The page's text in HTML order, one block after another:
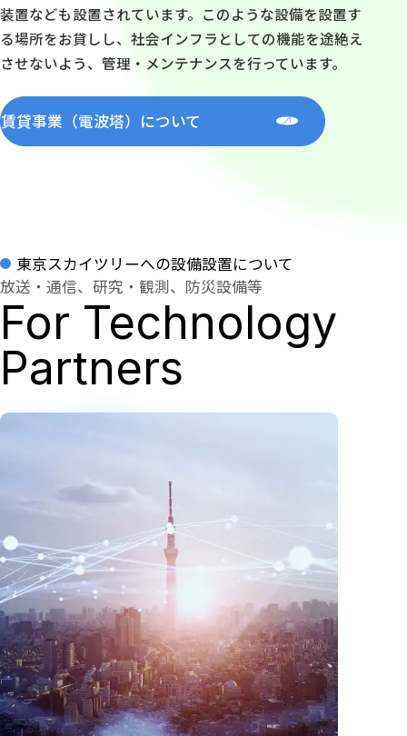
装置なども設置されています。このような設備を設置す
る場所をお貸しし、社会インフラとしての機能を途絶え
させないよう、管理・メンテナンスを行っています。
賃貸事業（電波塔）について
東京スカイツリーへの設備設置について
放送・通信、研究・観測、防災設備等
For Technology
Partners